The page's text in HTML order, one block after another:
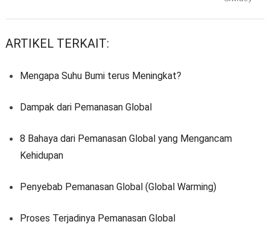
ARTIKEL TERKAIT:
Mengapa Suhu Bumi terus Meningkat?
Dampak dari Pemanasan Global
8 Bahaya dari Pemanasan Global yang Mengancam
Kehidupan
Penyebab Pemanasan Global (Global Warming)
Proses Terjadinya Pemanasan Global